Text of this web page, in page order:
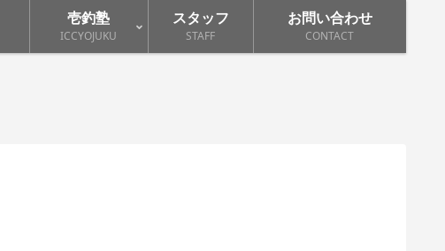
壱釣塾
ICCYOJUKU
スタッフ
STAFF
お問い合わせ
CONTACT